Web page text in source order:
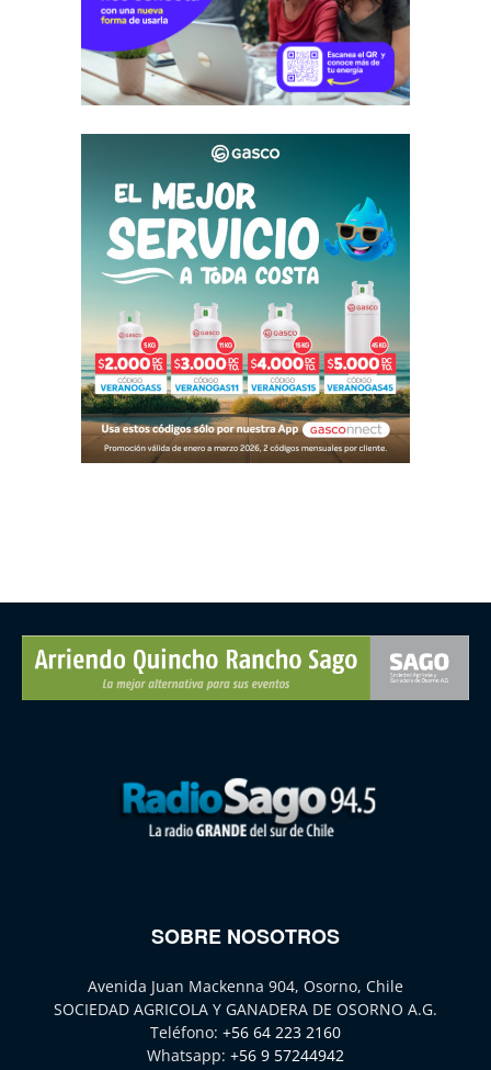
SOBRE NOSOTROS
Avenida Juan Mackenna 904, Osorno, Chile
SOCIEDAD AGRICOLA Y GANADERA DE OSORNO A.G.
Teléfono: +56 64 223 2160
Whatsapp: +56 9 57244942